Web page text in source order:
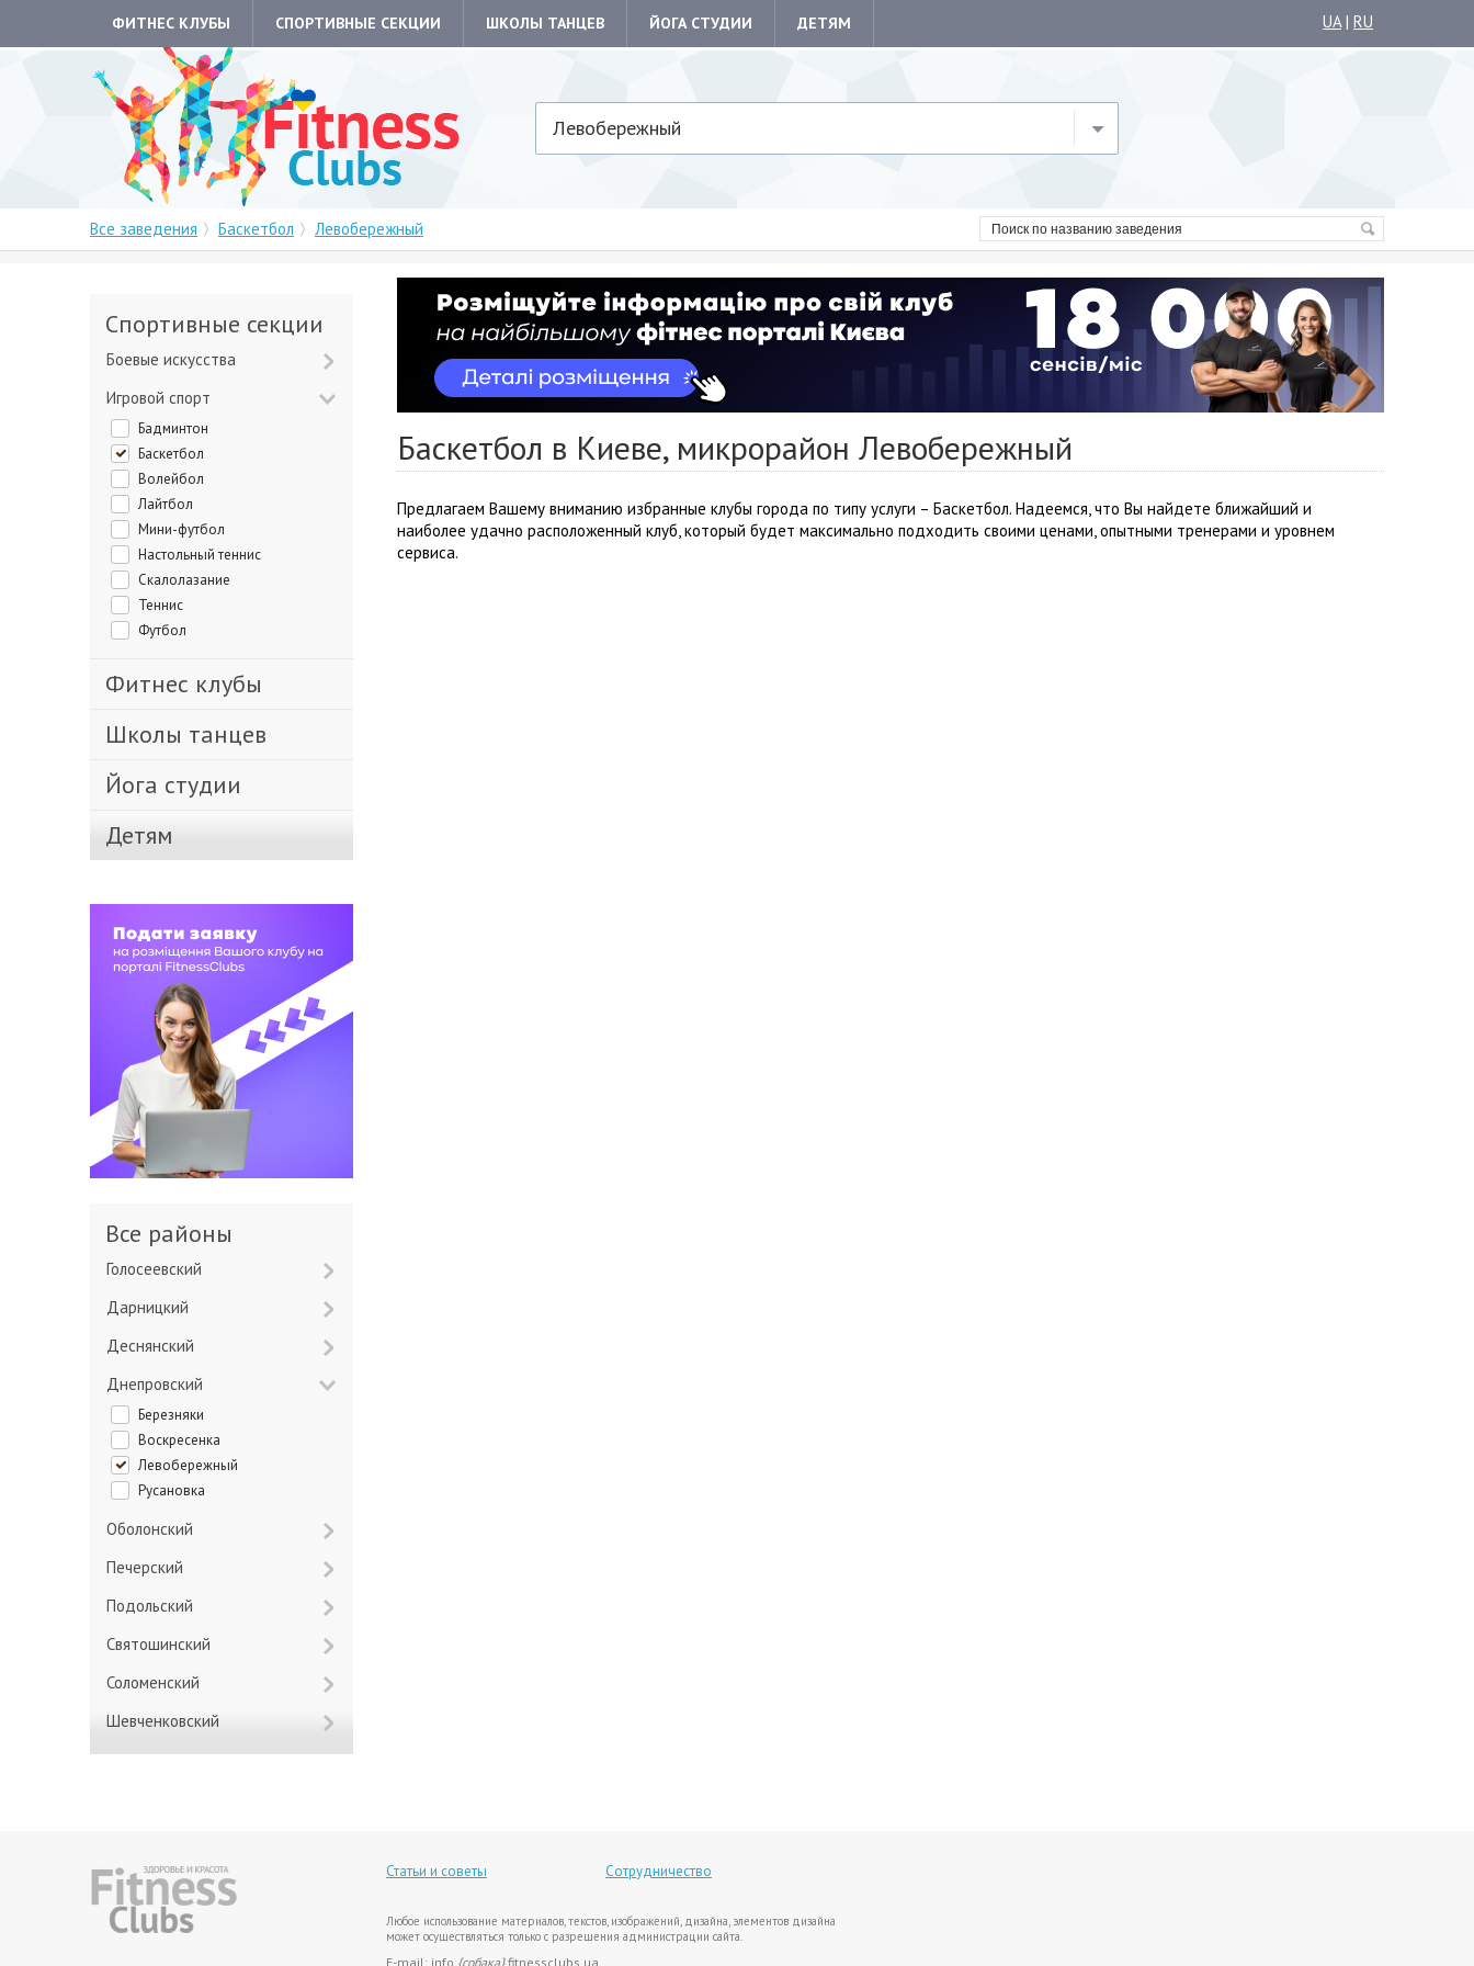
ФИТНЕС КЛУБЫ СПОРТИВНЫЕ СЕКЦИИ ШКОЛЫ ТАНЦЕВ ЙОГА СТУДИИ ДЕТЯМ UA| RU
Левобережный
Все заведения Баскетбол Левобережный
Баскетбол в Киеве, микрорайон Левобережный
Предлагаем Вашему вниманию избранные клубы города по типу услуги – Баскетбол. Надеемся, что Вы найдете ближайший и
наиболее удачно расположенный клуб, который будет максимально подходить своими ценами, опытными тренерами и уровнем
сервиса.
Спортивные секции
Боевые искусства
Игровой спорт
Бадминтон
Баскетбол
Волейбол
Лайтбол
Мини-футбол
Настольный теннис
Скалолазание
Теннис
Футбол
Фитнес клубы
Школы танцев
Йога студии
Детям
Все районы
Голосеевский
Дарницкий
Деснянский
Днепровский
Березняки
Воскресенка
Левобережный
Русановка
Оболонский
Печерский
Подольский
Святошинский
Соломенский
Шевченковский
Статьи и советы Сотрудничество
Любое использование материалов, текстов, изображений, дизайна, элементов дизайна
может осуществляться только с разрешения администрации сайта.
E-mail: info {собака}fitnessclubs.ua